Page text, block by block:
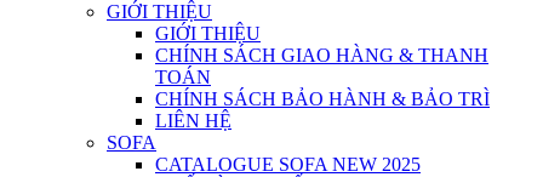
GIỚI THIỆU
GIỚI THIỆU
CHÍNH SÁCH GIAO HÀNG & THANH
TOÁN
CHÍNH SÁCH BẢO HÀNH & BẢO TRÌ
LIÊN HỆ
SOFA
CATALOGUE SOFA NEW 2025